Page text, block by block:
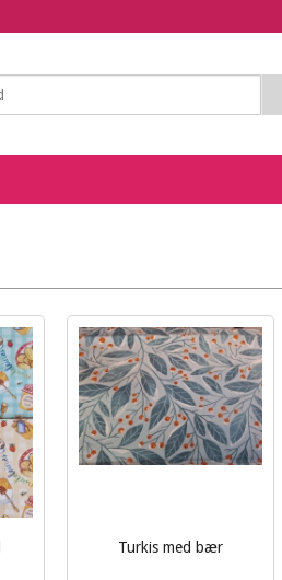
Turkis med bær